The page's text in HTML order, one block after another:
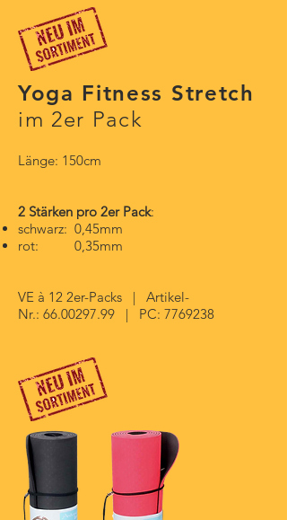
Yoga Fitness Stretch
im 2er Pack
Länge: 150cm
2 Stärken pro 2er Pack:
schwarz: 0,45mm
rot: 0,35mm
VE à 12 2er-Packs | Artikel-
Nr.: 66.00297.99 | PC: 7769238